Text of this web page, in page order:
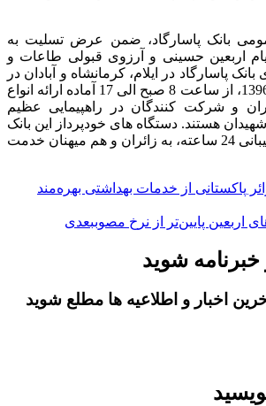
بانک پاسارگاد، ضمن عرض تسلیت به
اربعین حسینی و آرزوی قبولی طاعات و
پاسارگاد در ایلام، کرمانشاه و آبادان در
روزهای 18 و 19 آبان 1396، از ساعت 8 صبح الی 17 آماده ارائه انواع
و شرکت کنندگان در راهپیمایی عظیم
هستند. دستگاه های خودپرداز این بانک
در طول مسیر، با پشتیبانی 24 ساعته، به زائران و هم میهنان خدمت
۲۶۰۰۰ زائر پاکستانی از خدمات بهداشتی بهره‌مند
اربعین پایین‌تر از نرخ مصوببعدی
شوید
اخبار و اطلاعیه ها مطلع شوید